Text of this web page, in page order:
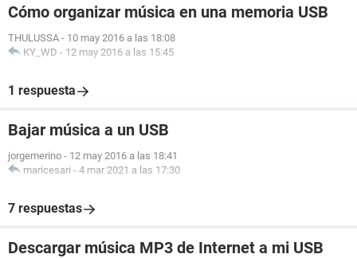
Cómo organizar música en una memoria USB
THULUSSA - 10 may 2016 a las 18:08
KY_WD - 12 may 2016 a las 15:45
1 respuesta
Bajar música a un USB
jorgemerino - 12 may 2016 a las 18:41
maricesari - 4 mar 2021 a las 17:30
7 respuestas
Descargar música MP3 de Internet a mi USB